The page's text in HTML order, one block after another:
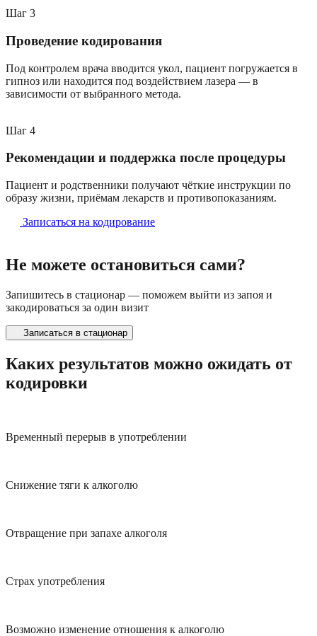
Шаг 3
Проведение кодирования
Под контролем врача вводится укол, пациент погружается в
гипноз или находится под воздействием лазера — в
зависимости от выбранного метода.
Шаг 4
Рекомендации и поддержка после процедуры
Пациент и родственники получают чёткие инструкции по
образу жизни, приёмам лекарств и противопоказаниям.
Записаться на кодирование
Не можете остановиться сами?
Запишитесь в стационар — поможем выйти из запоя и
закодироваться за один визит
Записаться в стационар
Каких результатов можно ожидать от
кодировки
Временный перерыв в употреблении
Снижение тяги к алкоголю
Отвращение при запахе алкоголя
Страх употребления
Возможно изменение отношения к алкоголю